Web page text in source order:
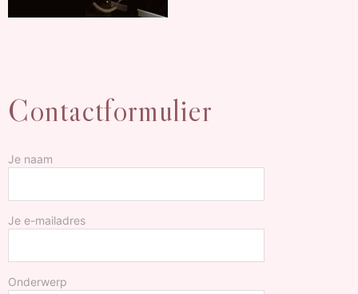
Contactformulier
Je naam
Je e-mailadres
Onderwerp